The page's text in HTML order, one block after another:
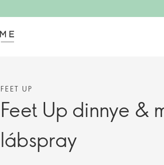
FEET UP
Feet Up dinnye &
lábspray